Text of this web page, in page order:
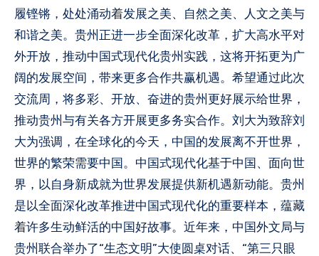
履铿锵，处处涌动着发展之美、自然之美、人文之美与
和谐之美。贵州正进一步全面深化改革，扩大高水平对
外开放，推动中国式现代化贵州实践，这将开拓更为广
阔的发展空间，带来更多合作共赢机遇。希望通过此次
交流周，将多彩、开放、奋进的贵州更好展示给世界，
推动贵州与有关各方开展更多务实合作。刘大为致辞刘
大为强调，在全球化的今天，中国的发展离不开世界，
世界的繁荣需要中国。中国式现代化基于中国、面向世
界，以自身新成就为世界发展提供新机遇新动能。贵州
是以全面深化改革推进中国式现代化的重要样本，蕴藏
着许多生动鲜活的中国好故事。近年来，中国外文局与
贵州联合举办了“生态文明”大使圆桌对话、“第三只眼